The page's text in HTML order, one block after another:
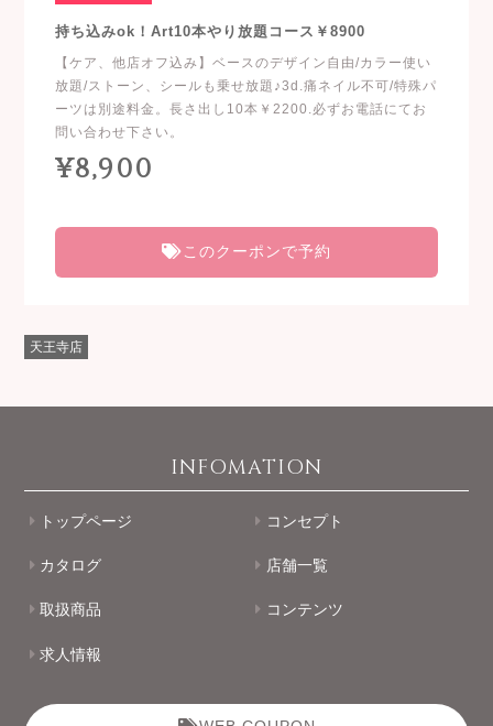
持ち込みok！Art10本やり放題コース￥8900
【ケア、他店オフ込み】ベースのデザイン自由/カラー使い
放題/ストーン、シールも乗せ放題♪3d.痛ネイル不可/特殊パ
ーツは別途料金。長さ出し10本￥2200.必ずお電話にてお
問い合わせ下さい。
¥8,900
このクーポンで予約
天王寺店
INFOMATION
トップページ コンセプト
カタログ 店舗一覧
取扱商品 コンテンツ
求人情報